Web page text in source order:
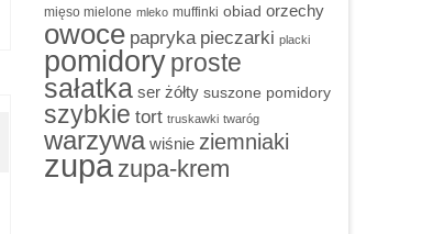
mięso mielone mleko muffinki obiad orzechy
owoce papryka pieczarki placki
pomidory proste
sałatka ser żółty suszone pomidory
szybkie tort truskawki twaróg
warzywa wiśnie ziemniaki
zupa zupa-krem